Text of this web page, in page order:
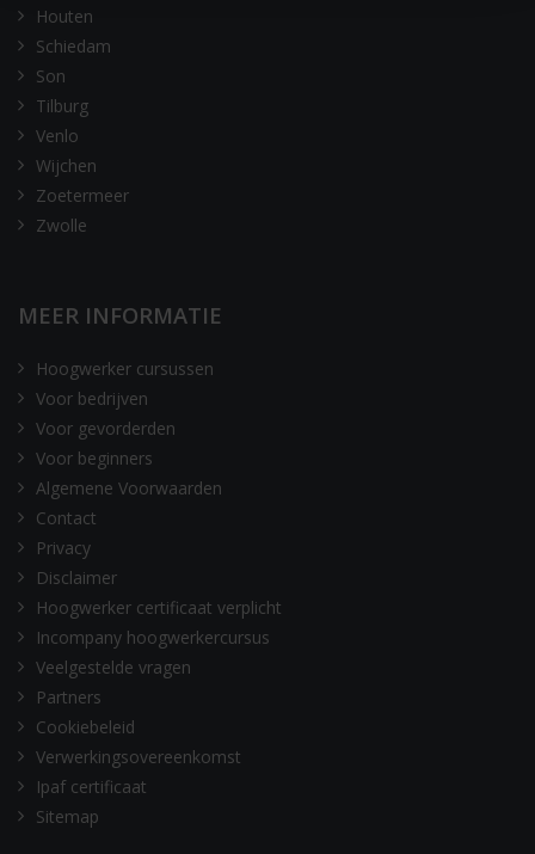
Houten
Schiedam
Son
Tilburg
Venlo
Wijchen
Zoetermeer
Zwolle
MEER INFORMATIE
Hoogwerker cursussen
Voor bedrijven
Voor gevorderden
Voor beginners
Algemene Voorwaarden
Contact
Privacy
Disclaimer
Hoogwerker certificaat verplicht
Incompany hoogwerkercursus
Veelgestelde vragen
Partners
Cookiebeleid
Verwerkingsovereenkomst
Ipaf certificaat
Sitemap